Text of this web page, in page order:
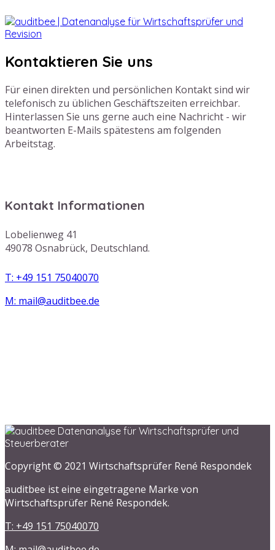
Kontaktieren Sie uns
Für einen direkten und persönlichen Kontakt sind wir
telefonisch zu üblichen Geschäftszeiten erreichbar.
Hinterlassen Sie uns gerne auch eine Nachricht - wir
beantworten E-Mails spätestens am folgenden
Arbeitstag.
Kontakt Informationen
Lobelienweg 41
49078 Osnabrück, Deutschland.
T: +49 151 75040070
M: mail@auditbee.de
Copyright © 2021 Wirtschaftsprüfer René Respondek
auditbee ist eine eingetragene Marke von
Wirtschaftsprüfer René Respondek.
T: +49 151 75040070